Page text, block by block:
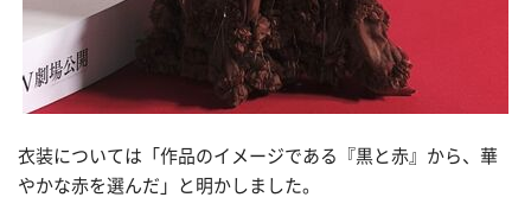
衣装については「作品のイメージである『黒と赤』から、華
やかな赤を選んだ」と明かしました。